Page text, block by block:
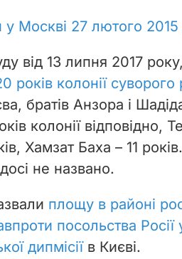
у Москві 27 лютого 2015
від 13 липня 2017
років колонії
братів Анзора і
колонії відповідно,
Хамзат Баха – 11 років.
не названо.
площу в районі
посольства Росії
дипмісії в Києві.